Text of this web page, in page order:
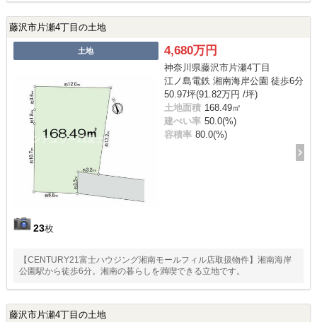
藤沢市片瀬4丁目の土地
土地
23枚
4,680万円
神奈川県藤沢市片瀬4丁目
江ノ島電鉄 湘南海岸公園 徒歩6分
50.97坪(91.82万円 /坪)
土地面積 168.49㎡
建ぺい率 50.0(%)
容積率 80.0(%)
【CENTURY21富士ハウジング湘南モールフィル店取扱物件】湘南海岸
公園駅から徒歩6分。湘南の暮らしを満喫できる立地です。
藤沢市片瀬4丁目の土地